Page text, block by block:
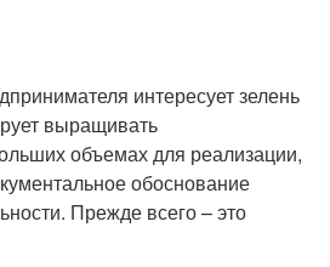
интересует зелень
выращивать
объемах для реализации,
обоснование
Прежде всего – это